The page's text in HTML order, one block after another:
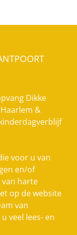
Dikke
&
voor u van
en/of
harte
op de website
van
veel lees- en